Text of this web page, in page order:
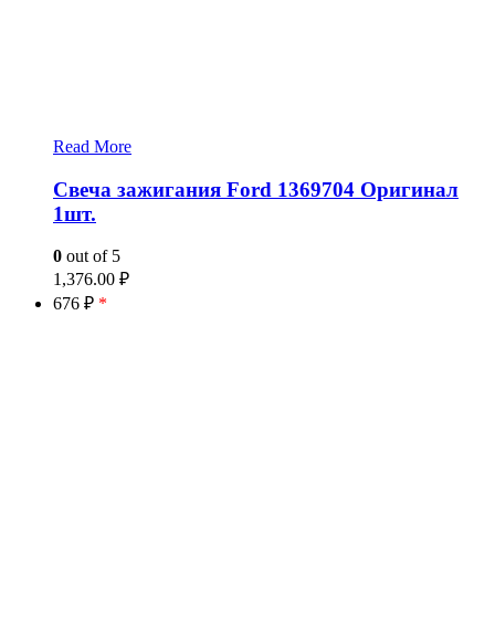
Read More
Свеча зажигания Ford 1369704 Оригинал
1шт.
0 out of 5
1,376.00 ₽
676 ₽ *